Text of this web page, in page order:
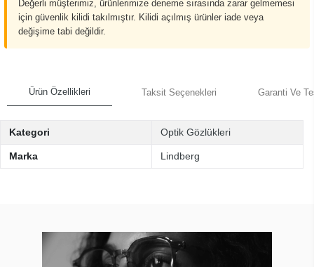
Değerli müşterimiz, ürünlerimize deneme sırasında zarar gelmemesi
için güvenlik kilidi takılmıştır. Kilidi açılmış ürünler iade veya
değişime tabi değildir.
Ürün Özellikleri Taksit Seçenekleri Garanti Ve
Kategori Optik Gözlükleri
Marka Lindberg